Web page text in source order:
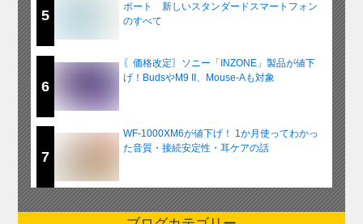
5
ポート 新しいスタンダードスマートフォン
のすべて
6
〖価格改定〗ソニー「INZONE」製品が値下
げ！BudsやM9 II、Mouse-Aも対象
7
WF-1000XM6が値下げ！ 1か月使ってわかっ
た音質・接続安定性・耳ケアの話